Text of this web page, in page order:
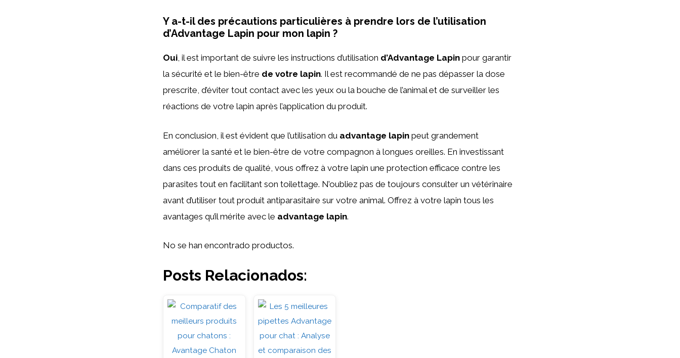
Y a-t-il des précautions particulières à prendre lors de l’utilisation
d’Advantage Lapin pour mon lapin ?
Oui, il est important de suivre les instructions d’utilisation d’Advantage Lapin pour garantir
la sécurité et le bien-être de votre lapin. Il est recommandé de ne pas dépasser la dose
prescrite, d’éviter tout contact avec les yeux ou la bouche de l’animal et de surveiller les
réactions de votre lapin après l’application du produit.
En conclusion, il est évident que l’utilisation du advantage lapin peut grandement
améliorer la santé et le bien-être de votre compagnon à longues oreilles. En investissant
dans ces produits de qualité, vous offrez à votre lapin une protection efficace contre les
parasites tout en facilitant son toilettage. N’oubliez pas de toujours consulter un vétérinaire
avant d’utiliser tout produit antiparasitaire sur votre animal. Offrez à votre lapin tous les
avantages qu’il mérite avec le advantage lapin.
No se han encontrado productos.
Posts Relacionados: